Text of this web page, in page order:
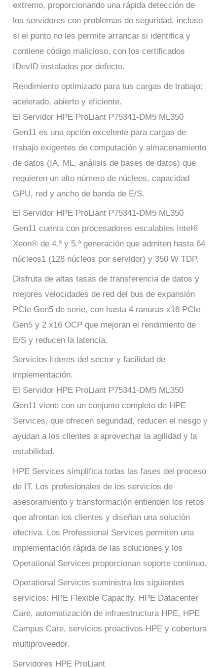
extremo, proporcionando una rápida detección de
los servidores con problemas de seguridad, incluso
si el punto no les permite arrancar si identifica y
contiene código malicioso, con los certificados
IDevID instalados por defecto.
Rendimiento optimizado para tus cargas de trabajo:
acelerado, abierto y eficiente.
El Servidor HPE ProLiant P75341-DM5 ML350
Gen11 es una opción excelente para cargas de
trabajo exigentes de computación y almacenamiento
de datos (IA, ML, análisis de bases de datos) que
requieren un alto número de núcleos, capacidad
GPU, red y ancho de banda de E/S.
El Servidor HPE ProLiant P75341-DM5 ML350
Gen11 cuenta con procesadores escalables Intel®
Xeon® de 4.ª y 5.ª generación que admiten hasta 64
núcleos1 (128 núcleos por servidor) y 350 W TDP.
Disfruta de altas tasas de transferencia de datos y
mejores velocidades de red del bus de expansión
PCIe Gen5 de serie, con hasta 4 ranuras x16 PCIe
Gen5 y 2 x16 OCP que mejoran el rendimiento de
E/S y reducen la latencia.
Servicios líderes del sector y facilidad de
implementación.
El Servidor HPE ProLiant P75341-DM5 ML350
Gen11 viene con un conjunto completo de HPE
Services, que ofrecen seguridad, reducen el riesgo y
ayudan a los clientes a aprovechar la agilidad y la
estabilidad.
HPE Services simplifica todas las fases del proceso
de IT. Los profesionales de los servicios de
asesoramiento y transformación entienden los retos
que afrontan los clientes y diseñan una solución
efectiva. Los Professional Services permiten una
implementación rápida de las soluciones y los
Operational Services proporcionan soporte continuo.
Operational Services suministra los siguientes
servicios: HPE Flexible Capacity, HPE Datacenter
Care, automatización de infraestructura HPE, HPE
Campus Care, servicios proactivos HPE y cobertura
multiproveedor.
Servidores HPE ProLiant